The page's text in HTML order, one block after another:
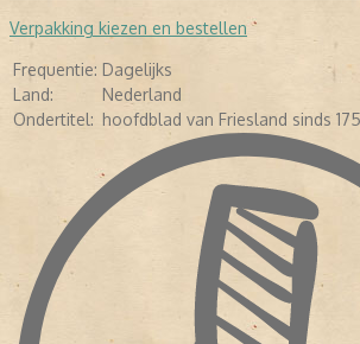
nieuwe hoofdredacteur die ook zorgde voor
krant, maar interviews bleven tot 1930 uit den
verschenen er ook strips, reportages en
dagelijks leven. In de Tweede Wereldoorlog
Duitsers een NSB-hoofdredacteur
groeide de krant uit tot een provinciale
november 1969 ging de uit het verzet
Koerier op in de Leeuwarder Courant.
dagbladen in Friesland De Friezen verkeren
kunnen kiezen uit twee regionale dagbladen,
tot de meeste andere provincies in
regionale dagblad in Friesland is het Friesch
Digitaal Archief Op 24 oktober 2007 waren
(meer dan 795.000 pagina's) van de
gedigitaliseerd. Het online LC-archief is tot
de Stichting Digitaal Archief Leeuwarder
Verpakking kiezen en bestellen
Frequentie: Dagelijks
Land:
Nederland
Ondertitel: hoofdblad van Friesland sinds